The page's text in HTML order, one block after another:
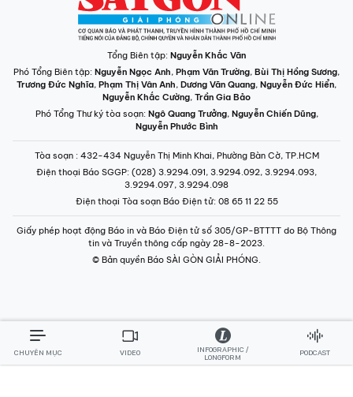
Tổng Biên tập: Nguyễn Khắc Văn
Phó Tổng Biên tập: Nguyễn Ngọc Anh, Phạm Văn Trường, Bùi Thị Hồng Sương,
Trương Đức Nghĩa, Phạm Thị Vân Anh, Dương Văn Quang, Nguyễn Đức Hiển,
Nguyễn Khắc Cường, Trần Gia Bảo
Phó Tổng Thư ký tòa soạn: Ngô Quang Trưởng, Nguyễn Chiến Dũng,
Nguyễn Phước Bình
Tòa soạn : 432-434 Nguyễn Thị Minh Khai, Phường Bàn Cờ, TP.HCM
Điện thoại Báo SGGP: (028) 3.9294.091, 3.9294.092, 3.9294.093,
3.9294.097, 3.9294.098
Điện thoại Tòa soạn Báo Điện tử: 08 65 11 22 55
Giấy phép hoạt động Báo in và Báo Điện tử số 305/GP-BTTTT do Bộ Thông
tin và Truyền thông cấp ngày 28-8-2023.
© Bản quyền Báo SÀI GÒN GIẢI PHÓNG.
CHUYÊN MỤC VIDEO
INFOGRAPHIC /
LONGFORM
PODCAST